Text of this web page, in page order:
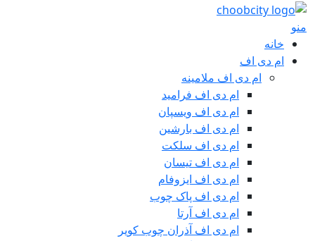
منو
خانه
ام دی اف
ام دی اف ملامینه
ام دی اف فرامید
ام دی اف ویسپان
ام دی اف بارشین
ام دی اف سلکت
ام دی اف تیسان
ام دی اف ایزوفام
ام دی اف پاک چوب
ام دی اف آرتا
ام دی اف آذران چوب کویر